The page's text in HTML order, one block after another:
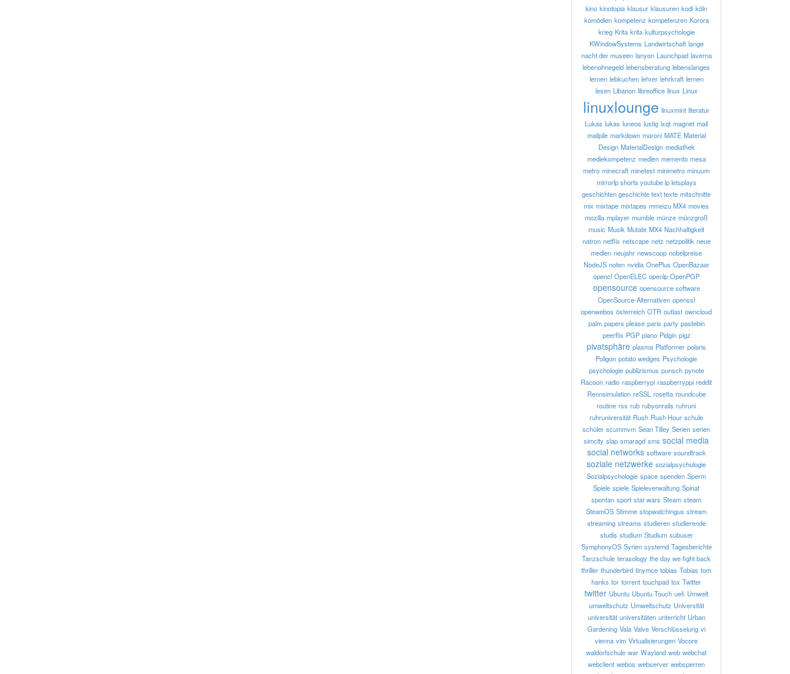
kino kinotopia klausur klausuren kodi köln
komödien kompetenz kompetenzen Korora
krieg Krita krita kulturpsychologie
KWindowSystems Landwirtschaft lange
nacht der museen lanyon Launchpad laverna
lebenohnegeld lebensberatung lebenslanges
lernen lebkuchen lehrer lehrkraft lernen
lesen Libanon libreoffice linux Linux
linuxlounge linuxmint literatur
Lukas lukas luneos lustig lxqt magnet mail
mailpile markdown maroni MATE Material
Design MaterialDesign mediathek
mediekompetenz medien memento mesa
metro minecraft minetest minimetro minuum
mirrorlp shorts youtube lp letsplays
geschichten geschichte text texte mitschnitte
mix mixtape mixtapes mmeizu MX4 movies
mozilla mplayer mumble münze münzgroß
music Musik Mutate MX4 Nachhaltigkeit
natron netflix netscape netz netzpolitik neue
medien neujahr newscoop nobelpreise
NodeJS noten nvidia OnePlus OpenBazaar
opencl OpenELEC openlp OpenPGP
opensource opensource software
OpenSource-Alternativen openssl
openwebos österreich OTR outlast owncloud
palm papers please paris party pastebin
peerflix PGP piano Pidgin pigz
pivatsphäre plasma Platformer polaris
Poligon potato wedges Psychologie
psychologie publizismus punsch pynote
Racoon radio raspberrypi raspberryppi reddit
Rennsimulation reSSL rosetta roundcube
routine rss rub rubyonrails ruhruni
ruhruniversität Rush Rush Hour schule
schüler scummvm Sean Tilley Serien serien
simcity slap smaragd sms social media
social networks software soundtrack
soziale netzwerke sozialpsychologie
Sozialpsychologie space spenden Sperm
Spiele spiele Spieleverwaltung Spinat
spontan sport star wars Steam steam
SteamOS Stimme stopwatchingus stream
streaming streams studieren studierende
studis studium Studium subuser
SymphonyOS Syrien systemd Tagesberichte
Tanzschule terasology the day we fight back
thriller thunderbird tinymce tobias Tobias tom
hanks tor torrent touchpad tox Twitter
twitter Ubuntu Ubuntu Touch uefi Umwelt
umweltschutz Umweltschutz Universität
universität universitäten unterricht Urban
Gardening Vala Valve Verschlüsselung vi
vienna vim Virtualisierungen Vocore
waldorfschule war Wayland web webchat
webclient webos webserver websperren